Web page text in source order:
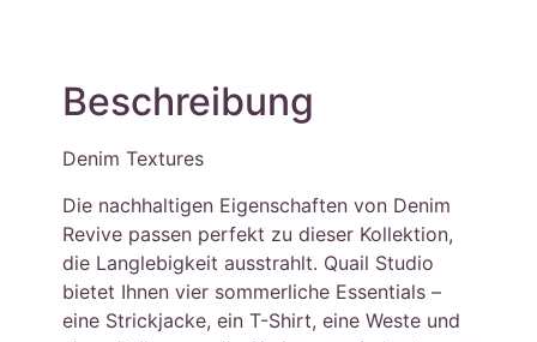
Beschreibung
Denim Textures
Die nachhaltigen Eigenschaften von Denim
Revive passen perfekt zu dieser Kollektion,
die Langlebigkeit ausstrahlt. Quail Studio
bietet Ihnen vier sommerliche Essentials –
eine Strickjacke, ein T-Shirt, eine Weste und